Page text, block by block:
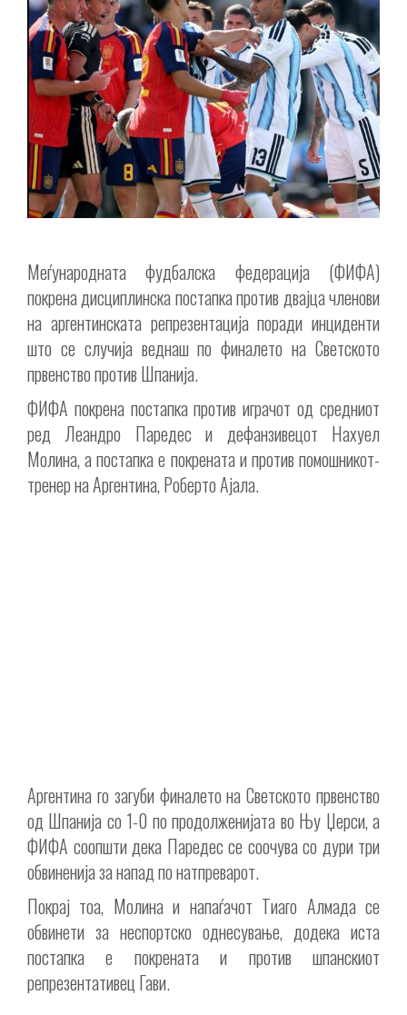
Меѓународната фудбалска федерација (ФИФА)
покрена дисциплинска постапка против двајца членови
на аргентинската репрезентација поради инциденти
што се случија веднаш по финалето на Светското
првенство против Шпанија.
ФИФА покрена постапка против играчот од средниот
ред Леандро Паредес и дефанзивецот Нахуел
Молина, а постапка е покрената и против помошникот-
тренер на Аргентина, Роберто Ајала.
Аргентина го загуби финалето на Светското првенство
од Шпанија со 1-0 по продолженијата во Њу Џерси, а
ФИФА соопшти дека Паредес се соочува со дури три
обвиненија за напад по натпреварот.
Покрај тоа, Молина и напаѓачот Тиаго Алмада се
обвинети за неспортско однесување, додека иста
постапка е покрената и против шпанскиот
репрезентативец Гави.